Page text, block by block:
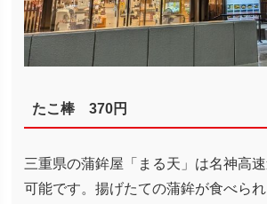
たこ棒 370円
三重県の蒲鉾屋「まる天」は名神高
可能です。揚げたての蒲鉾が食べら